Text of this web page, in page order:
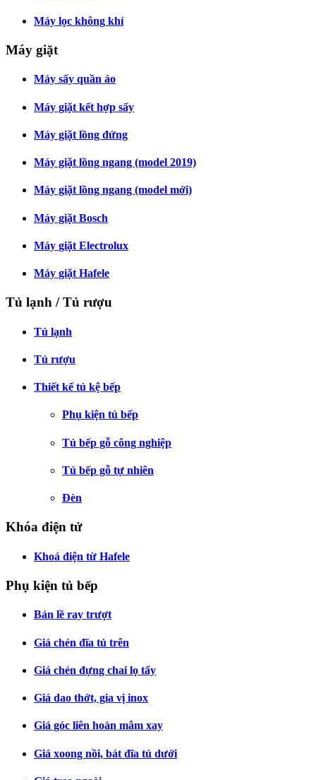
Máy lọc không khí
Máy giặt
Máy sấy quần áo
Máy giặt kết hợp sấy
Máy giặt lồng đứng
Máy giặt lồng ngang (model 2019)
Máy giặt lồng ngang (model mới)
Máy giặt Bosch
Máy giặt Electrolux
Máy giặt Hafele
Tủ lạnh / Tủ rượu
Tủ lạnh
Tủ rượu
Thiết kế tủ kệ bếp
Phụ kiện tủ bếp
Tủ bếp gỗ công nghiệp
Tủ bếp gỗ tự nhiên
Đèn
Khóa điện tử
Khoá điện từ Hafele
Phụ kiện tủ bếp
Bản lề ray trượt
Giá chén đĩa tủ trên
Giá chén đựng chai lọ tẩy
Giá dao thớt, gia vị inox
Giá góc liên hoàn mâm xay
Giá xoong nồi, bát đĩa tủ dưới